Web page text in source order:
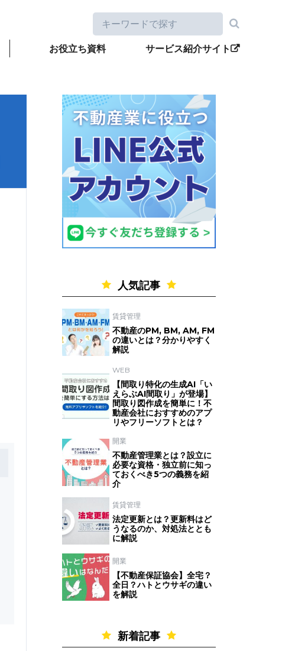
お役立ち資料 サービス紹介サイト
人気記事
賃貸管理
不動産のPM, BM, AM, FM
の違いとは？分かりやすく
解説
WEB
【間取り特化の生成AI「い
えらぶAI間取り」が登場】
間取り図作成を簡単に！不
動産会社におすすめのアプ
リやフリーソフトとは？
開業
不動産管理業とは？設立に
必要な資格・独立前に知っ
ておくべき5つの義務を紹
介
賃貸管理
法定更新とは？更新料はど
うなるのか、対処法ととも
に解説
開業
【不動産保証協会】全宅？
全日？ハトとウサギの違い
を解説
新着記事